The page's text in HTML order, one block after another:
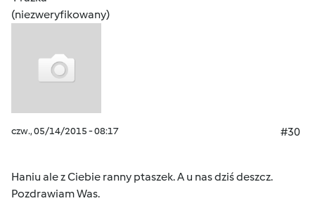
(niezweryfikowany)
czw., 05/14/2015 - 08:17 #30
Haniu ale z Ciebie ranny ptaszek. A u nas dziś deszcz.
Pozdrawiam Was.